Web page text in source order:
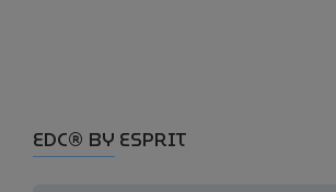
EDC® BY ESPRIT